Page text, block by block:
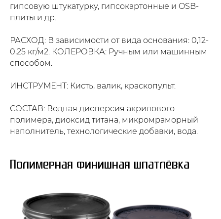
гипсовую штукатурку, гипсокартонные и OSB-
плиты и др.
РАСХОД: В зависимости от вида основания: 0,12-
0,25 кг/м2. КОЛЕРОВКА: Ручным или машинным
способом.
ИНСТРУМЕНТ: Кисть, валик, краскопульт.
СОСТАВ: Водная дисперсия акрилового
полимера, диоксид титана, микромраморный
наполнитель, технологические добавки, вода.
Полимерная финишная шпатлёвка